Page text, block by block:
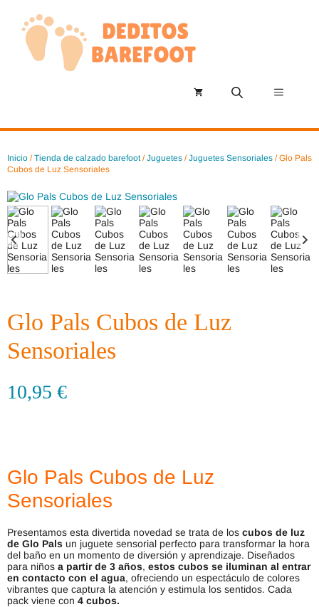
contenido
Menú
Inicio /Tienda de calzado barefoot/Juguetes /Juguetes Sensoriales / Glo Pals
Cubos de Luz Sensoriales
Glo Pals Cubos de Luz
Sensoriales
10,95 €
Glo Pals Cubos de Luz
Sensoriales
Presentamos esta divertida novedad se trata de los cubos de luz
de Glo Pals un juguete sensorial perfecto para transformar la hora
del baño en un momento de diversión y aprendizaje. Diseñados
para niños a partir de 3 años, estos cubos se iluminan al entrar
en contacto con el agua, ofreciendo un espectáculo de colores
vibrantes que captura la atención y estimula los sentidos. Cada
pack viene con 4 cubos.